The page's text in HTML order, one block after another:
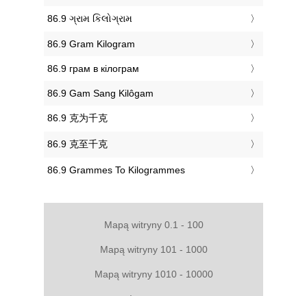
‎86.9 ગ્રામ કિલોગ્રામ
‎86.9 Gram Kilogram
‎86.9 грам в кілограм
‎86.9 Gam Sang Kilôgam
‎86.9 克为千克
‎86.9 克至千克
‎86.9 Grammes To Kilogrammes
Mapą witryny 0.1 - 100
Mapą witryny 101 - 1000
Mapą witryny 1010 - 10000